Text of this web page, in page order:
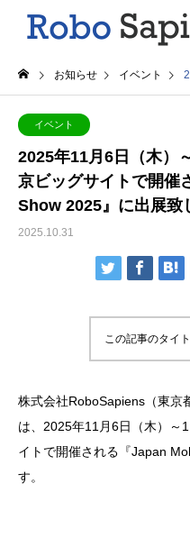
お知らせ イベント
イベント
2025年11月6日（木）
京ビッグサイトで開
Show 2025』に出展致
2025.10.31
この記事のタイ
株式会社RoboSapiens（東京
は、2025年11月6日（木）～
イトで開催される『Japan
す。